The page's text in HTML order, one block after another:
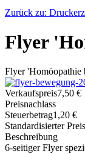
Zurück zu:
Flyer
Flyer 'Homöopathie
Verkaufspreis7,50 €
Preisnachlass
Steuerbetrag1,20 €
Standardisierter
Beschreibung
6-seitiger Flyer